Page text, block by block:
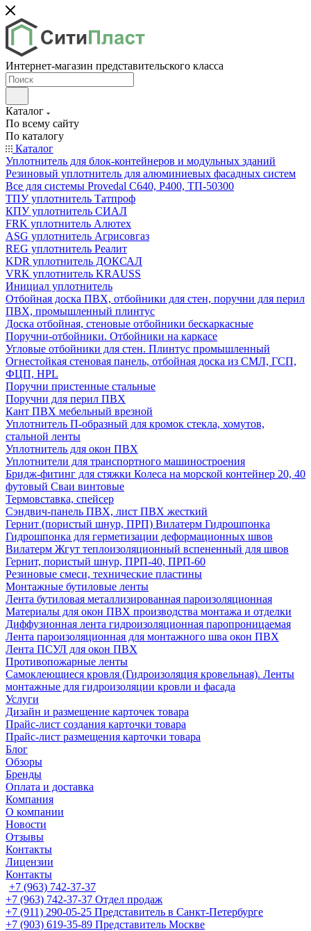
Интернет-магазин представительского класса
Каталог
По всему сайту
По каталогу
Каталог
Уплотнитель для блок-контейнеров и модульных зданий
Резиновый уплотнитель для алюминиевых фасадных систем
Все для системы Provedal С640, Р400, ТП-50300
ТПУ уплотнитель Татпроф
КПУ уплотнитель СИАЛ
FRK уплотнитель Алютех
ASG уплотнитель Агрисовгаз
REG уплотнитель Реалит
KDR уплотнитель ДОКСАЛ
VRK уплотнитель KRAUSS
Инициал уплотнитель
Отбойная доска ПВХ, отбойники для стен, поручни для перил
ПВХ, промышленный плинтус
Доска отбойная, стеновые отбойники бескаркасные
Поручни-отбойники. Отбойники на каркасе
Угловые отбойники для стен. Плинтус промышленный
Огнестойкая стеновая панель, отбойная доска из СМЛ, ГСП,
ФЦП, HPL
Поручни пристенные стальные
Поручни для перил ПВХ
Кант ПВХ мебельный врезной
Уплотнитель П-образный для кромок стекла, хомутов,
стальной ленты
Уплотнитель для окон ПВХ
Уплотнители для транспортного машиностроения
Бридж-фитинг для стяжки Колеса на морской контейнер 20, 40
футовый Сваи винтовые
Термовставка, спейсер
Сэндвич-панель ПВХ, лист ПВХ жесткий
Гернит (пористый шнур, ПРП) Вилатерм Гидрошпонка
Гидрошпонка для герметизации деформационных швов
Вилатерм Жгут теплоизоляционный вспененный для швов
Гернит, пористый шнур, ПРП-40, ПРП-60
Резиновые смеси, технические пластины
Монтажные бутиловые ленты
Лента бутиловая металлизированная пароизоляционная
Материалы для окон ПВХ производства монтажа и отделки
Диффузионная лента гидроизоляционная паропроницаемая
Лента пароизоляционная для монтажного шва окон ПВХ
Лента ПСУЛ для окон ПВХ
Противопожарные ленты
Самоклеющиеся кровля (Гидроизоляция кровельная). Ленты
монтажные для гидроизоляции кровли и фасада
Услуги
Дизайн и размещение карточек товара
Прайс-лист создания карточки товара
Прайс-лист размещения карточки товара
Блог
Обзоры
Бренды
Оплата и доставка
Компания
О компании
Новости
Отзывы
Контакты
Лицензии
Контакты
+7 (963) 742-37-37
+7 (963) 742-37-37 Отдел продаж
+7 (911) 290-05-25 Представитель в Санкт-Петербурге
+7 (903) 619-35-89 Представитель Москве